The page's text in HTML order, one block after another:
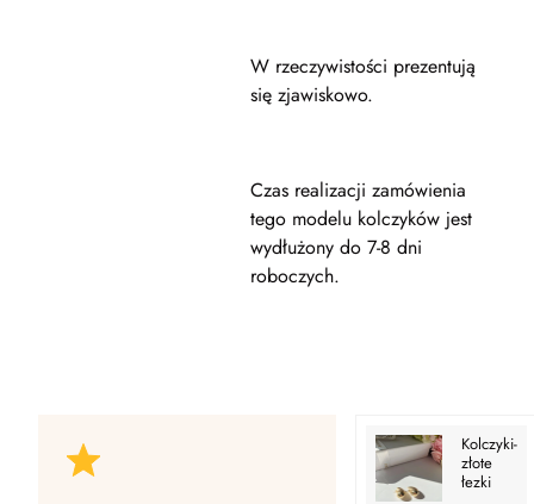
W rzeczywistości prezentują
się zjawiskowo.
Czas realizacji zamówienia
tego modelu kolczyków jest
wydłużony do 7-8 dni
roboczych.
Kolczyki-
złote
łezki